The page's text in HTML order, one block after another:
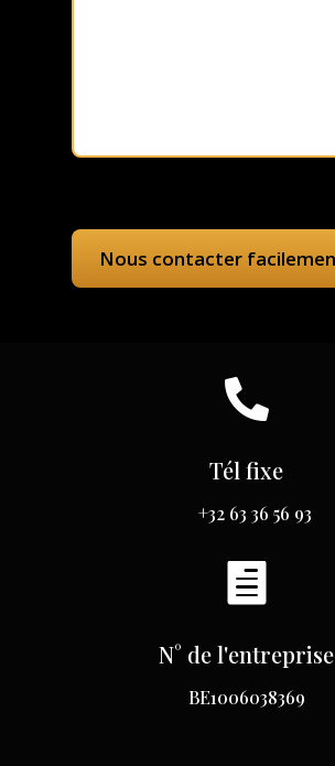

Tél fixe
+32 63 36 56 93

N° de l'entreprise
BE1006038369